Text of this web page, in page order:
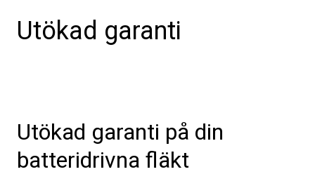
Utökad garanti
Utökad garanti på din
batteridrivna fläkt